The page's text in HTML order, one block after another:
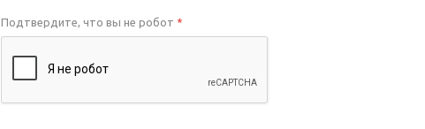
Подтвердите, что вы не робот *